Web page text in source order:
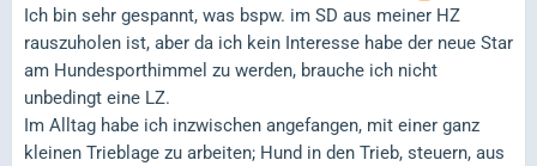
Ich bin sehr gespannt, was bspw. im SD aus meiner HZ
rauszuholen ist, aber da ich kein Interesse habe der neue Star
am Hundesporthimmel zu werden, brauche ich nicht
unbedingt eine LZ.
Im Alltag habe ich inzwischen angefangen, mit einer ganz
kleinen Trieblage zu arbeiten; Hund in den Trieb, steuern, aus